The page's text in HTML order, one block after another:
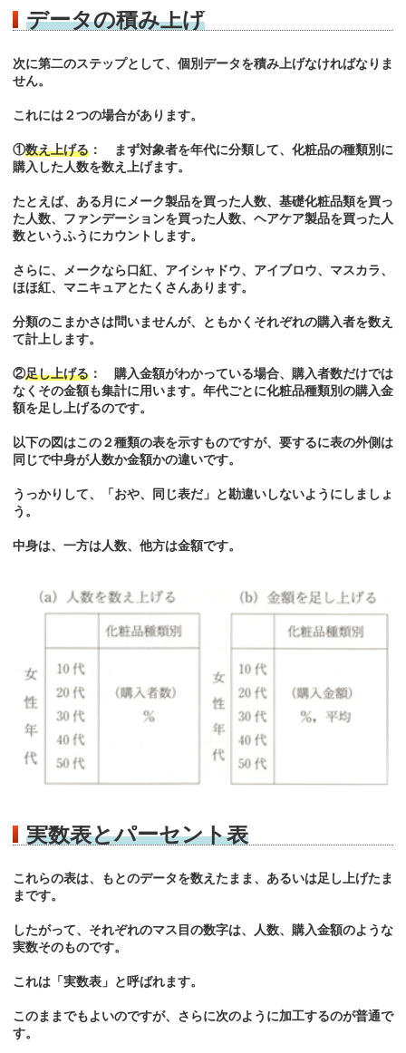
データの積み上げ
次に第二のステップとして、個別データを積み上げなければなりま
せん。
これには２つの場合があります。
①数え上げる ： まず対象者を年代に分類して、化粧品の種類別に
購入した人数を数え上げます。
たとえば、ある月にメーク製品を買った人数、基礎化粧品類を買っ
た人数、ファンデーションを買った人数、ヘアケア製品を買った人
数というふうにカウントします。
さらに、メークなら口紅、アイシャドウ、アイブロウ、マスカラ、
ほほ紅、マニキュアとたくさんあります。
分類のこまかさは問いませんが、ともかくそれぞれの購入者を数え
て計上します。
②足し上げる ： 購入金額がわかっている場合、購入者数だけでは
なくその金額も集計に用います。年代ごとに化粧品種類別の購入金
額を足し上げるのです。
以下の図はこの２種類の表を示すものですが、要するに表の外側は
同じで中身が人数か金額かの違いです。
うっかりして、「おや、同じ表だ」と勘違いしないようにしましょ
う。
中身は、一方は人数、他方は金額です。
実数表とパーセント表
これらの表は、もとのデータを数えたまま、あるいは足し上げたま
まです。
したがって、それぞれのマス目の数字は、人数、購入金額のような
実数そのものです。
これは「実数表」と呼ばれます。
このままでもよいのですが、さらに次のように加工するのが普通で
す。